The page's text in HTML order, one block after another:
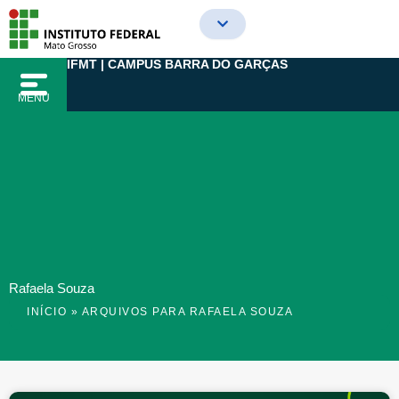
para
conteúdo
MENU
IFMT | CAMPUS BARRA DO GARÇAS
Rafaela Souza
INÍCIO » ARQUIVOS PARA RAFAELA SOUZA